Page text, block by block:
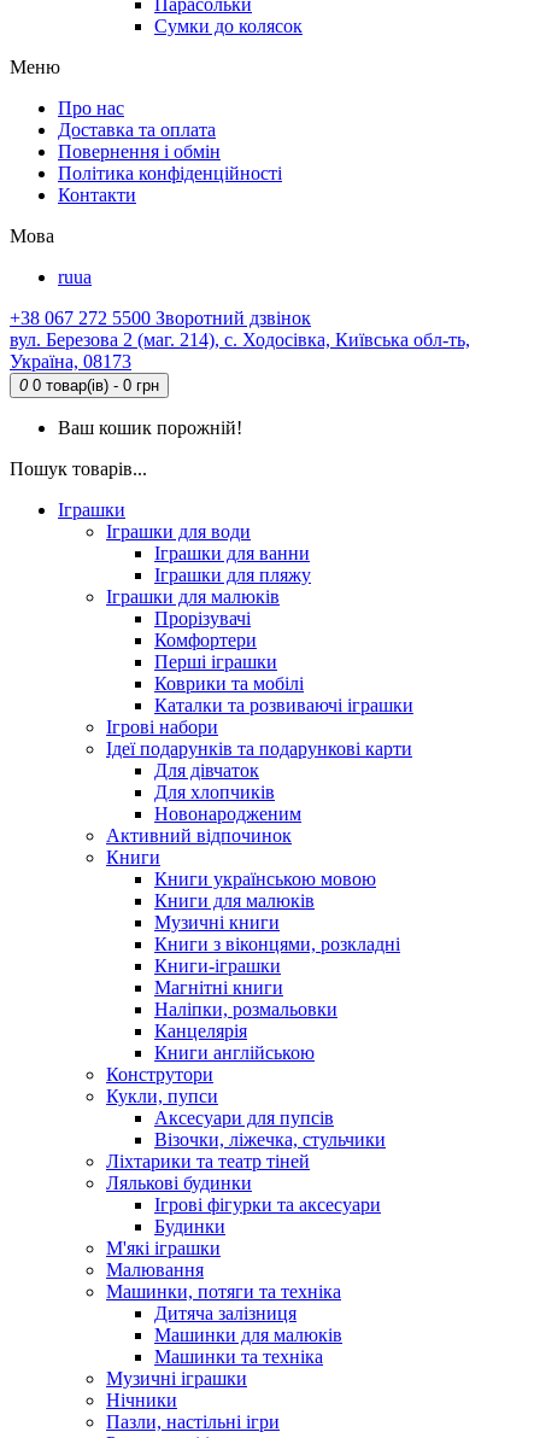
Парасольки
Сумки до колясок
Меню
Про нас
Доставка та оплата
Повернення і обмін
Політика конфіденційності
Контакти
Мова
ruua
+38 067 272 5500 Зворотний дзвінок
вул. Березова 2 (маг. 214), с. Ходосівка, Київська обл-ть,
Україна, 08173
0 0 товар(ів) - 0 грн
Ваш кошик порожній!
Пошук товарів...
Іграшки
Іграшки для води
Іграшки для ванни
Іграшки для пляжу
Іграшки для малюків
Прорізувачі
Комфортери
Перші іграшки
Коврики та мобілі
Каталки та розвиваючі іграшки
Ігрові набори
Ідеї ​​подарунків та подарункові карти
Для дівчаток
Для хлопчиків
Новонародженим
Активний відпочинок
Книги
Книги українською мовою
Книги для малюків
Музичні книги
Книги з віконцями, розкладні
Книги-іграшки
Магнітні книги
Наліпки, розмальовки
Канцелярія
Книги англійською
Конструтори
Кукли, пупси
Аксесуари для пупсів
Візочки, ліжечка, стульчики
Ліхтарики та театр тіней
Лялькові будинки
Ігрові фігурки та аксесуари
Будинки
М'які іграшки
Малювання
Машинки, потяги та техніка
Дитяча залізниця
Машинки для малюків
Машинки та техніка
Музичні іграшки
Нічники
Пазли, настільні ігри